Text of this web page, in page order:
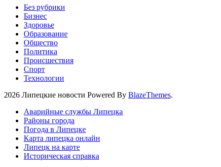
Без рубрики
Бизнес
Здоровье
Образование
Общество
Политика
Происшествия
Спорт
Технологии
2026 Липецкие новости Powered By BlazeThemes.
Аварийные службы Липецка
Районы города
Погода в Липецке
Карта липецка онлайн
Липецк на карте
Историческая справка